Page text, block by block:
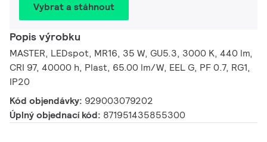
Vybrat a stáhnout
Popis výrobku
MASTER, LEDspot, MR16, 35 W, GU5.3, 3000 K, 440 lm,
CRI 97, 40000 h, Plast, 65.00 lm/W, EEL G, PF 0.7, RG1,
IP20
Kód objendávky: 929003079202
Úplný objednací kód: 871951435855300